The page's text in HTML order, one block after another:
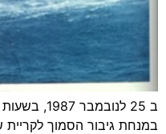
ב 25
במנחת גיבור הסמוך